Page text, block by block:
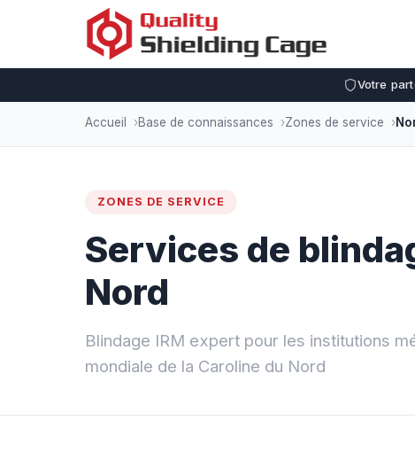
Votre
Accueil Base de connaissances Zones de service
ZONES DE SERVICE
Services de
Nord
Blindage IRM expert pour les institutions
mondiale de la Caroline du Nord